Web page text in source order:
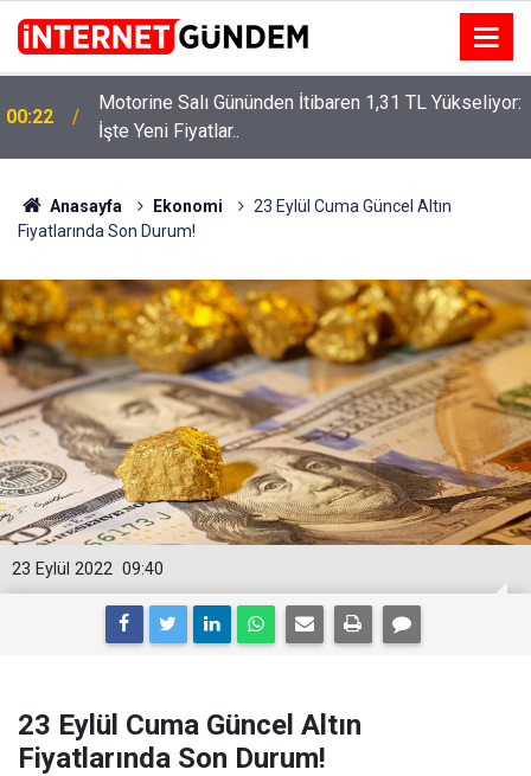
00:22
Motorine Salı Gününden İtibaren 1,31 TL Yükseliyor:
İşte Yeni Fiyatlar..
Anasayfa Ekonomi
23 Eylül Cuma Güncel Altın
Fiyatlarında Son Durum!
09:40
23 Eylül 2022
23 Eylül Cuma Güncel Altın
Fiyatlarında Son Durum!